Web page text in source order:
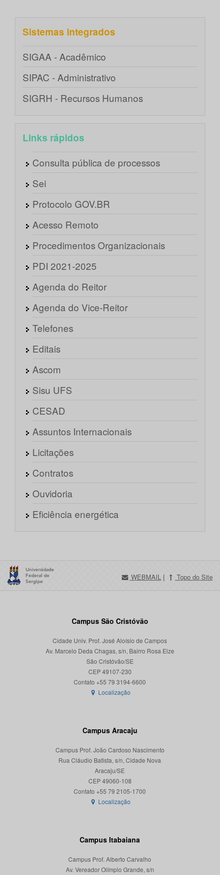
Sistemas integrados
SIGAA - Acadêmico
SIPAC - Administrativo
SIGRH - Recursos Humanos
Links rápidos
Consulta pública de processos
Sei
Protocolo GOV.BR
Acesso Remoto
Procedimentos Organizacionais
PDI 2021-2025
Agenda do Reitor
Agenda do Vice-Reitor
Telefones
Editais
Ascom
Sisu UFS
CESAD
Assuntos Internacionais
Licitações
Contratos
Ouvidoria
Eficiência energética
WEBMAIL | Topo do Site
Campus São Cristóvão
Cidade Univ. Prof. José Aloísio de Campos
Av. Marcelo Deda Chagas, s/n, Bairro Rosa Elze
São Cristóvão/SE
CEP 49107-230
Localização
Campus Aracaju
Campus Prof. João Cardoso Nascimento
Rua Cláudio Batista, s/n, Cidade Nova
Aracaju/SE
CEP 49060-108
Localização
Campus Itabaiana
Campus Prof. Alberto Carvalho
Av. Vereador Olímpio Grande, s/n